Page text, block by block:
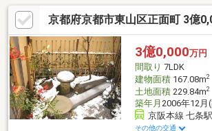
徒歩2分（約120m）■尼崎市立水堂小学校 徒歩
■尼崎市立南武庫之荘中学校 徒歩20分（約
徒歩3分（約200m）
京都府京都市東山区正面町 3億
3億0,000万円
間取り 7LDK
建物面積167.08m2
土地面積229.84m2
築年月 2006年12月
京阪本線 七条
その他の交通